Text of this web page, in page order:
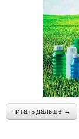
читать дальше →